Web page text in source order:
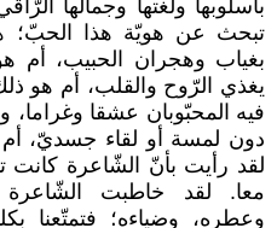
بأسلوبها ولغتها وجمالها
تبحث عن هويّة هذا الحبّ؛
بغياب وهجران الحبيب، أم
يغذي الرّوح والقلب، أم هو
فيه المحبّوبان عشقا
دون لمسة أو لقاء جسديّ، أم
لقد رأيت بأنّ الشّاعرة كانت
معا. لقد خاطبت
وعطره، وضياءه؛ فتمتّعنا